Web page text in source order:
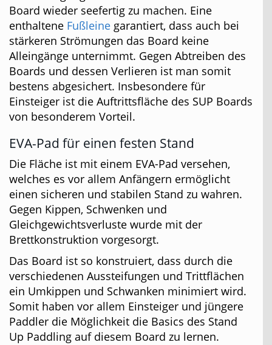
Board wieder seefertig zu machen. Eine
enthaltene Fußleine garantiert, dass auch bei
stärkeren Strömungen das Board keine
Alleingänge unternimmt. Gegen Abtreiben des
Boards und dessen Verlieren ist man somit
bestens abgesichert. Insbesondere für
Einsteiger ist die Auftrittsfläche des SUP Boards
von besonderem Vorteil.
EVA-Pad für einen festen Stand
Die Fläche ist mit einem EVA-Pad versehen,
welches es vor allem Anfängern ermöglicht
einen sicheren und stabilen Stand zu wahren.
Gegen Kippen, Schwenken und
Gleichgewichtsverluste wurde mit der
Brettkonstruktion vorgesorgt.
Das Board ist so konstruiert, dass durch die
verschiedenen Aussteifungen und Trittflächen
ein Umkippen und Schwanken minimiert wird.
Somit haben vor allem Einsteiger und jüngere
Paddler die Möglichkeit die Basics des Stand
Up Paddling auf diesem Board zu lernen.